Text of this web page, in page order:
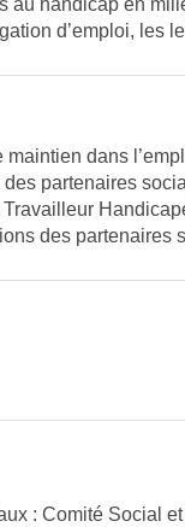
d’emploi, les
maintien dans
partenaires
des
: Comité Social